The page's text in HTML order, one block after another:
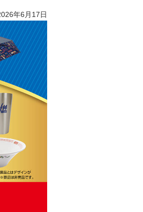
年6月17日